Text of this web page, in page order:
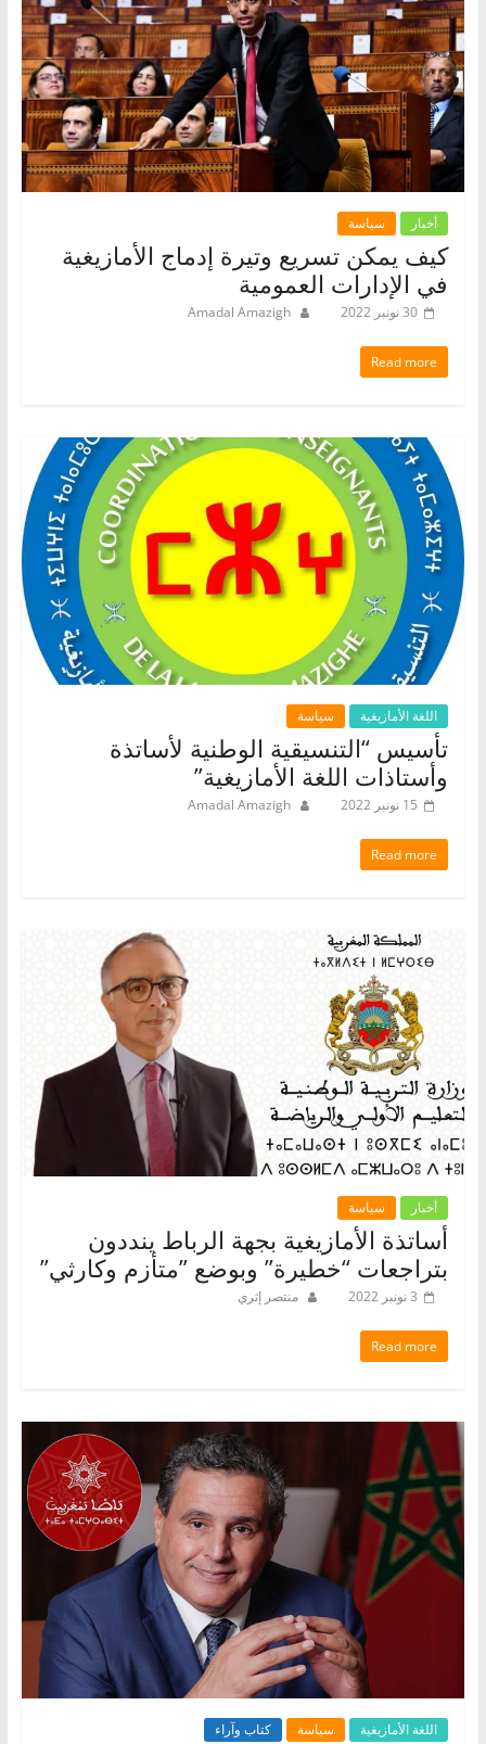
أخبار سياسة
كيف يمكن تسريع وتيرة إدماج الأمازيغية
في الإدارات العمومية
30 نونبر 2022 Amadal Amazigh
Read more
اللغة الأمازيغية سياسة
تأسيس “التنسيقية الوطنية لأساتذة
وأستاذات اللغة الأمازيغية”
15 نونبر 2022 Amadal Amazigh
Read more
أخبار سياسة
أساتذة الأمازيغية بجهة الرباط ينددون
بتراجعات “خطيرة” وبوضع ”متأزم وكارثي”
3 نونبر 2022 منتصر إثري
Read more
اللغة الأمازيغية سياسة كتاب وآراء